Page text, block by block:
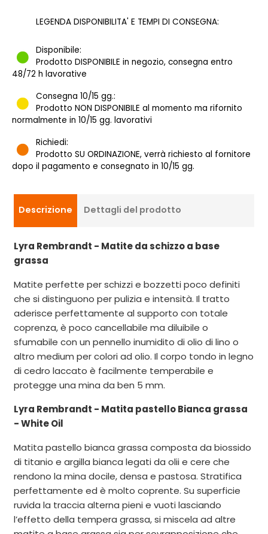
LEGENDA DISPONIBILITA' E TEMPI DI CONSEGNA:
Disponibile:
Prodotto DISPONIBILE in negozio, consegna entro
48/72 h lavorative
Consegna 10/15 gg.:
Prodotto NON DISPONIBILE al momento ma rifornito
normalmente in 10/15 gg. lavorativi
Richiedi:
Prodotto SU ORDINAZIONE, verrà richiesto al fornitore
dopo il pagamento e consegnato in 10/15 gg.
Descrizione Dettagli del prodotto
Lyra Rembrandt - Matite da schizzo a base
grassa
Matite perfette per schizzi e bozzetti poco definiti
che si distinguono per pulizia e intensità. Il tratto
aderisce perfettamente al supporto con totale
coprenza, è poco cancellabile ma diluibile o
sfumabile con un pennello inumidito di olio di lino o
altro medium per colori ad olio. Il corpo tondo in legno
di cedro laccato è facilmente temperabile e
protegge una mina da ben 5 mm.
Lyra Rembrandt - Matita pastello Bianca grassa
- White Oil
Matita pastello bianca grassa composta da biossido
di titanio e argilla bianca legati da olii e cere che
rendono la mina docile, densa e pastosa. Stratifica
perfettamente ed è molto coprente. Su superficie
ruvida la traccia alterna pieni e vuoti lasciando
l’effetto della tempera grassa, si miscela ad altre